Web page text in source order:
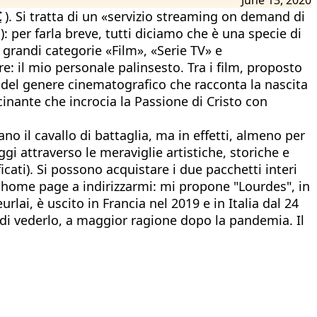
). Si tratta di un «servizio streaming on demand di
per farla breve, tutti diciamo che è una specie di
categorie «Film», «Serie TV» e
il mio personale palinsesto. Tra i film, proposto
genere cinematografico che racconta la nascita
che incrocia la Passione di Cristo con
il cavallo di battaglia, ma in effetti, almeno per
attraverso le meraviglie artistiche, storiche e
Si possono acquistare i due pacchetti interi
page a indirizzarmi: mi propone "Lourdes", in
è uscito in Francia nel 2019 e in Italia dal 24
vederlo, a maggior ragione dopo la pandemia. Il